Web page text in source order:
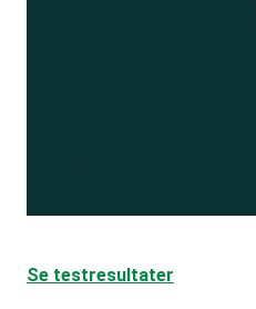
Se testresultater